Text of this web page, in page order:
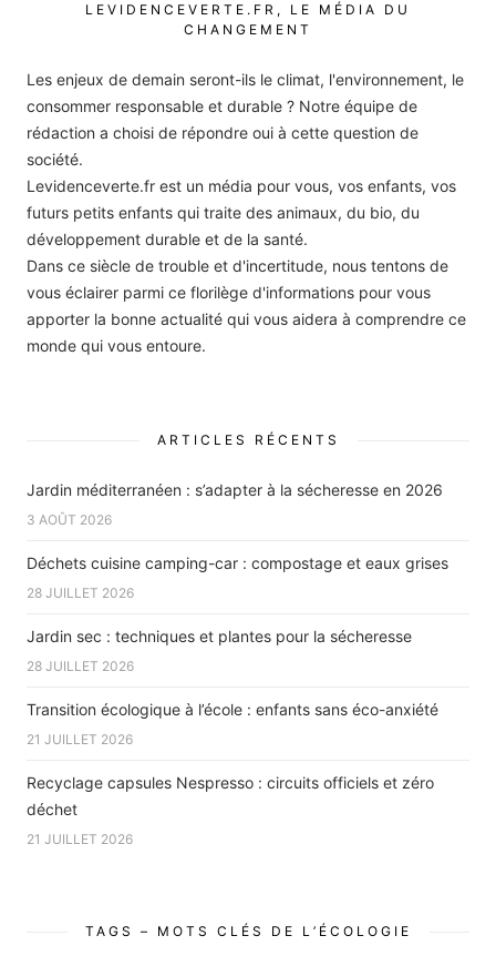
LEVIDENCEVERTE.FR, LE MÉDIA DU
CHANGEMENT
Les enjeux de demain seront-ils le climat, l'environnement, le
consommer responsable et durable ? Notre équipe de
rédaction a choisi de répondre oui à cette question de
société.
Levidenceverte.fr est un média pour vous, vos enfants, vos
futurs petits enfants qui traite des animaux, du bio, du
développement durable et de la santé.
Dans ce siècle de trouble et d'incertitude, nous tentons de
vous éclairer parmi ce florilège d'informations pour vous
apporter la bonne actualité qui vous aidera à comprendre ce
monde qui vous entoure.
ARTICLES RÉCENTS
Jardin méditerranéen : s’adapter à la sécheresse en 2026
3 AOÛT 2026
Déchets cuisine camping-car : compostage et eaux grises
28 JUILLET 2026
Jardin sec : techniques et plantes pour la sécheresse
28 JUILLET 2026
Transition écologique à l’école : enfants sans éco-anxiété
21 JUILLET 2026
Recyclage capsules Nespresso : circuits officiels et zéro
déchet
21 JUILLET 2026
TAGS – MOTS CLÉS DE L’ÉCOLOGIE